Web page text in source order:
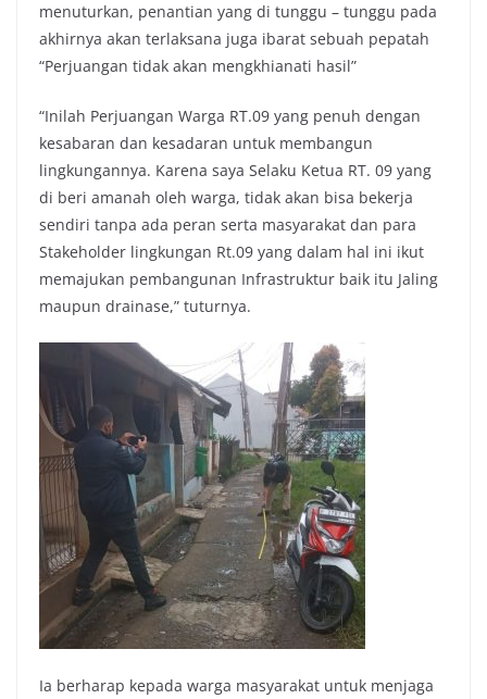
menuturkan, penantian yang di tunggu – tunggu pada
akhirnya akan terlaksana juga ibarat sebuah pepatah
“Perjuangan tidak akan mengkhianati hasil”
“Inilah Perjuangan Warga RT.09 yang penuh dengan
kesabaran dan kesadaran untuk membangun
lingkungannya. Karena saya Selaku Ketua RT. 09 yang
di beri amanah oleh warga, tidak akan bisa bekerja
sendiri tanpa ada peran serta masyarakat dan para
Stakeholder lingkungan Rt.09 yang dalam hal ini ikut
memajukan pembangunan Infrastruktur baik itu Jaling
maupun drainase,” tuturnya.
Ia berharap kepada warga masyarakat untuk menjaga